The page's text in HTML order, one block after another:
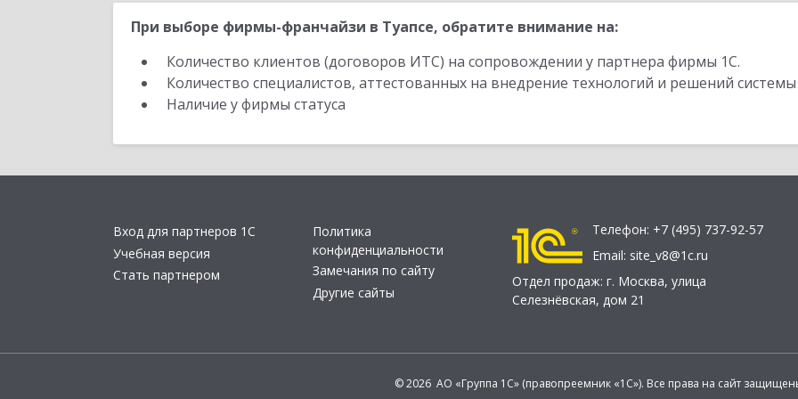
При выборе фирмы-франчайзи в Туапсе, обратите внимание на:
Количество клиентов (договоров ИТС) на сопровождении у партнера фирмы 1С.
Количество специалистов, аттестованных на внедрение технологий и решений
Наличие у фирмы статуса
Вход для партнеров 1С
Учебная версия
Стать партнером
Политика
конфиденциальности
Замечания по сайту
Другие сайты
Телефон: +7 (495) 737-92-57
Email: site_v8@1c.ru
Отдел продаж: г. Москва, улица
Селезнёвская, дом 21
© 2026 АО «Группа 1С» (правопреемник «1С»). Все права на сайт